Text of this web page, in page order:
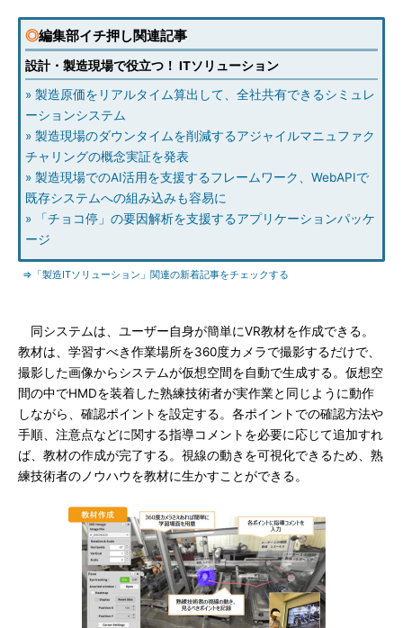
◎編集部イチ押し関連記事
設計・製造現場で役立つ！ ITソリューション
» 製造原価をリアルタイム算出して、全社共有できるシミュレ
ーションシステム
» 製造現場のダウンタイムを削減するアジャイルマニュファク
チャリングの概念実証を発表
» 製造現場でのAI活用を支援するフレームワーク、WebAPIで
既存システムへの組み込みも容易に
» 「チョコ停」の要因解析を支援するアプリケーションパッケ
ージ
⇒「製造ITソリューション」関連の新着記事をチェックする
同システムは、ユーザー自身が簡単にVR教材を作成できる。
教材は、学習すべき作業場所を360度カメラで撮影するだけで、
撮影した画像からシステムが仮想空間を自動で生成する。仮想空
間の中でHMDを装着した熟練技術者が実作業と同じように動作
しながら、確認ポイントを設定する。各ポイントでの確認方法や
手順、注意点などに関する指導コメントを必要に応じて追加すれ
ば、教材の作成が完了する。視線の動きを可視化できるため、熟
練技術者のノウハウを教材に生かすことができる。